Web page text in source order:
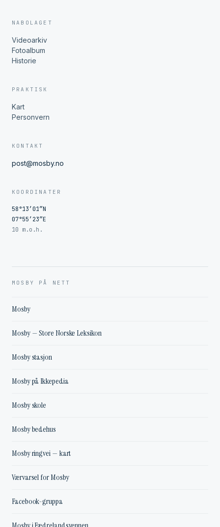
NABOLAGET
Videoarkiv
Fotoalbum
Historie
PRAKTISK
Kart
Personvern
KONTAKT
post@mosby.no
KOORDINATER
58°13′01″N
07°55′23″E
10 m.o.h.
MOSBY PÅ NETT
Mosby
Mosby — Store Norske Leksikon
Mosby stasjon
Mosby på Ikkepedia
Mosby skole
Mosby bedehus
Mosby ringvei — kart
Værvarsel for Mosby
Facebook-gruppa